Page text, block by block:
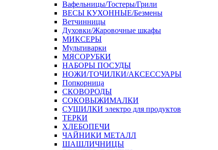
Вафельницы/Тостеры/Грили
ВЕСЫ КУХОННЫЕ/Безмены
Ветчинницы
Духовки/Жаровочные шкафы
МИКСЕРЫ
Мультиварки
МЯСОРУБКИ
НАБОРЫ ПОСУДЫ
НОЖИ/ТОЧИЛКИ/АКСЕССУАРЫ
Попкорница
СКОВОРОДЫ
СОКОВЫЖИМАЛКИ
СУШИЛКИ электро для продуктов
ТЕРКИ
ХЛЕБОПЕЧИ
ЧАЙНИКИ МЕТАЛЛ
ШАШЛИЧНИЦЫ